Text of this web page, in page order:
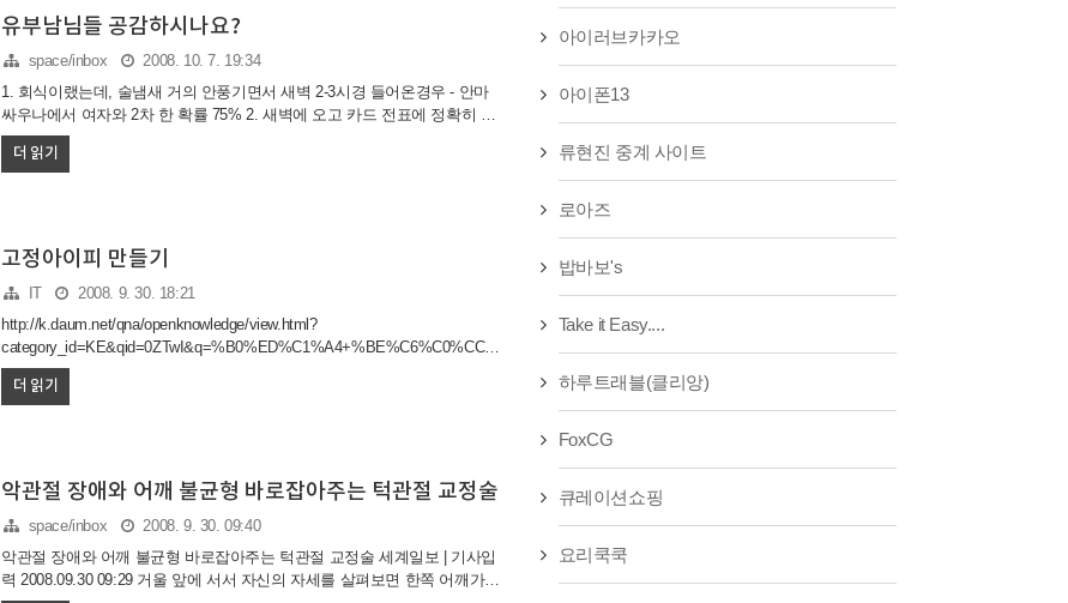
유부남님들 공감하시나요?
space/inbox
2008. 10. 7. 19:34
1. 회식이랬는데, 술냄새 거의 안풍기면서 새벽 2-3시경 들어온경우 - 안마
싸우나에서 여자와 2차 한 확률 75% 2. 새벽에 오고 카드 전표에 정확히 17
만원 안팍 또는 34만원 안팍이 찍인 경우 - 안마싸우나에서 여자와 2차 한
확률 80% 3. 요새들어 부쩍 주말 출근이 잦고, 주말 집에 귀가 시간이 불규
우 - 새 여자 생겼을 확률 80% 6. 새벽운동은 시작했는데, 그냥 야외에서 한
다고 했음에도 샤워한 흔적이 있는 경우 - 동네 주변에 혼자 사는 새여자가
생겼을 확률..
더 읽기
고정아이피 만들기
IT
2008. 9. 30. 18:21
http://k.daum.net/qna/openknowledge/view.html?
category_id=KE&qid=0ZTwI&q=%B0%ED%C1%A4+%BE%C6%C0%CC%C7%C7+%B8%B8%B5%E9%B1%E2&srchid=NKS0ZTwI
되나? http://www.dyndns.com/
더 읽기
악관절 장애와 어깨 불균형 바로잡아주는 턱관절 교정술
space/inbox
2008. 9. 30. 09:40
악관절 장애와 어깨 불균형 바로잡아주는 턱관절 교정술 세계일보 | 기사입
력 2008.09.30 09:29 거울 앞에 서서 자신의 자세를 살펴보면 한쪽 어깨가
아이러브카카오
아이폰13
류현진 중계 사이트
로아즈
밥바보's
Take it Easy....
하루트래블(클리앙)
FoxCG
큐레이션쇼핑
요리쿡쿡